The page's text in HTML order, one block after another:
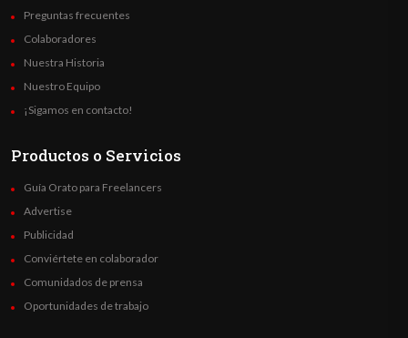
Preguntas frecuentes
Colaboradores
Nuestra Historia
Nuestro Equipo
¡Sigamos en contacto!
Productos o Servicios
Guía Orato para Freelancers
Advertise
Publicidad
Conviértete en colaborador
Comunidados de prensa
Oportunidades de trabajo